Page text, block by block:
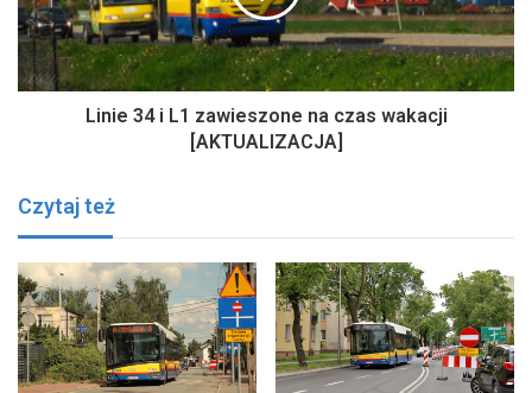
Linie 34 i L1 zawieszone na czas wakacji
[AKTUALIZACJA]
Czytaj też